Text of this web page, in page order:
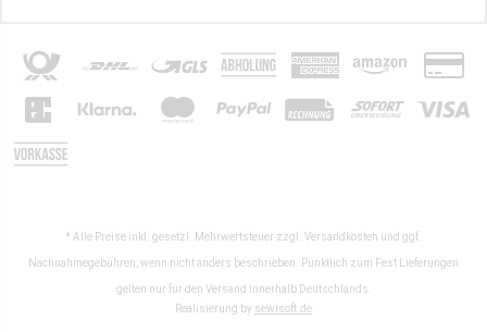
* Alle Preise inkl. gesetzl. Mehrwertsteuer zzgl. Versandkosten und ggf.
Nachnahmegebühren, wenn nicht anders beschrieben. Pünktlich zum Fest Lieferungen
gelten nur für den Versand innerhalb Deutschlands.
Realisierung by sewisoft.de